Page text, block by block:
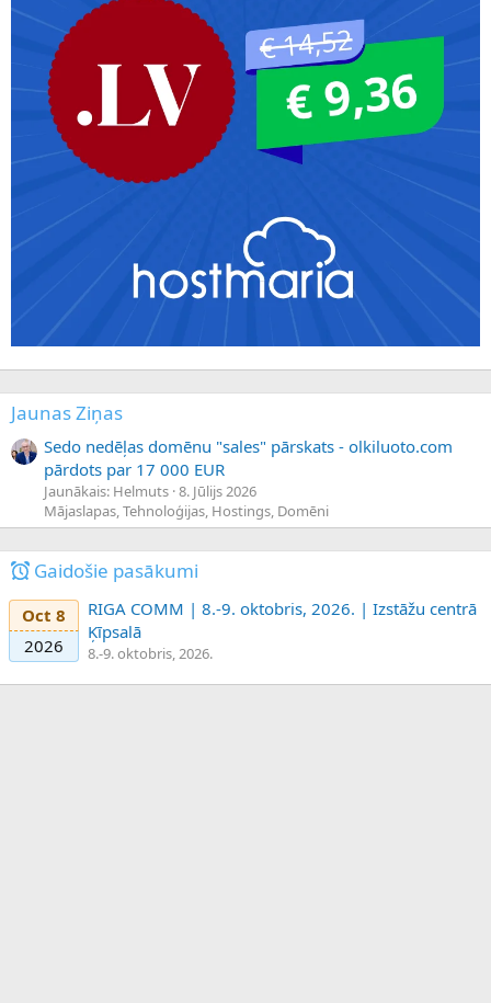
Jaunas Ziņas
Sedo nedēļas domēnu "sales" pārskats - olkiluoto.com
pārdots par 17 000 EUR
Jaunākais: Helmuts 8. Jūlijs 2026
Mājaslapas, Tehnoloģijas, Hostings, Domēni
Gaidošie pasākumi
Oct 8
2026
RIGA COMM | 8.-9. oktobris, 2026. | Izstāžu centrā
Ķīpsalā
8.-9. oktobris, 2026.